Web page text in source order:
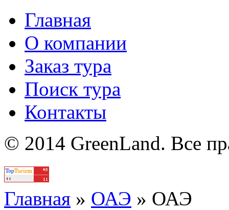
Главная
О компании
Заказ тура
Поиск тура
Контакты
© 2014 GreenLand. Все
Главная » ОАЭ » ОАЭ